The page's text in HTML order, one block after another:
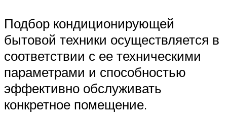
Подбор кондиционирующей
бытовой техники осуществляется в
соответствии с ее техническими
параметрами и способностью
эффективно обслуживать
конкретное помещение.